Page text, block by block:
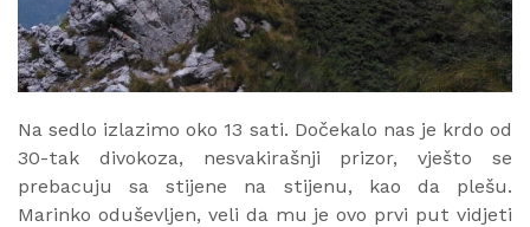
Na sedlo izlazimo oko 13 sati. Dočekalo nas je krdo od
30-tak divokoza, nesvakirašnji prizor, vješto se
prebacuju sa stijene na stijenu, kao da plešu.
Marinko oduševljen, veli da mu je ovo prvi put vidjeti